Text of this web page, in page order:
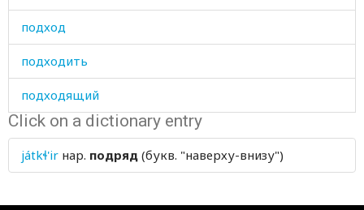
подход
подходить
подходящий
подчинять
подчиняться
Click on a dictionary entry
játkɬ'ir нар. подряд (букв. "наверху-внизу")